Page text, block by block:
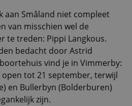
aan Småland niet compleet
van misschien wel de
te treden: Pippi Langkous.
bedacht door Astrid
vind je in Vimmerby:
tot 21 september, terwijl
en Bullerbyn (Bolderburen)
zijn.